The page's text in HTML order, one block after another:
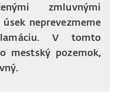
zmluvnými
neprevezmeme
V tomto
mestský pozemok,